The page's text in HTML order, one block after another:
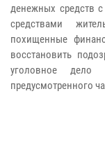
денежных средств
средствами
похищенные
восстановить
уголовное дело
предусмотренного